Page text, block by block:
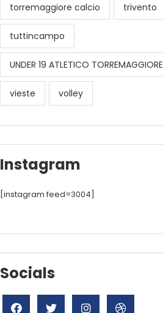
torremaggiore calcio trivento
tuttincampo
UNDER 19 ATLETICO TORREMAGGIORE
vieste volley
Instagram
[instagram feed=3004]
Socials